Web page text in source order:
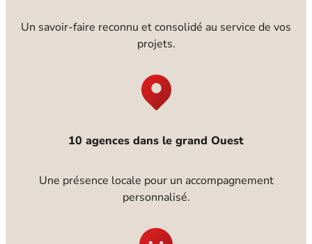
Un savoir-faire reconnu et consolidé au service de vos
projets.
10 agences dans le grand Ouest
Une présence locale pour un accompagnement
personnalisé.